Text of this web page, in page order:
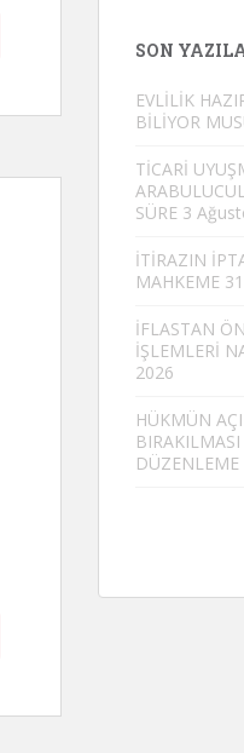
SON
EVLİLİK
BİLİYOR
TİCARİ
SÜRE 3
İTİRAZIN
MAHKEME
İFLASTAN
İŞLEMLERİ
2026
HÜKMÜN
DÜZENLEME